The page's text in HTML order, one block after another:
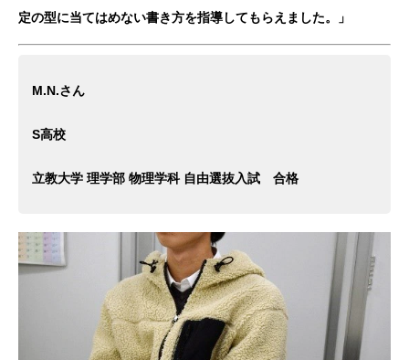
定の型に当てはめない書き方を指導してもらえました。」
M.N.さん
S高校
立教大学 理学部 物理学科 自由選抜入試 合格